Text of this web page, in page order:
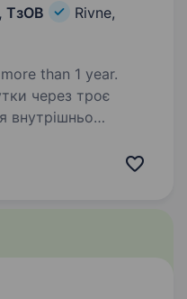
ТзОВ
Rivne,
than 1 year.
внутрішньо